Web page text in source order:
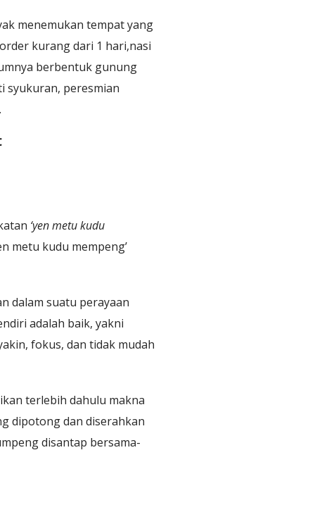
menemukan tempat yang
kurang dari 1 hari,nasi
berbentuk gunung
syukuran, peresmian
‘yen metu kudu
metu kudu mempeng’
dalam suatu perayaan
adalah baik, yakni
fokus, dan tidak mudah
terlebih dahulu makna
dipotong dan diserahkan
disantap bersama-